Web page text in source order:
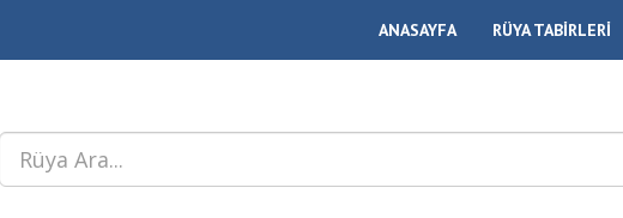
ANASAYFA RÜYA TABİRLERİ